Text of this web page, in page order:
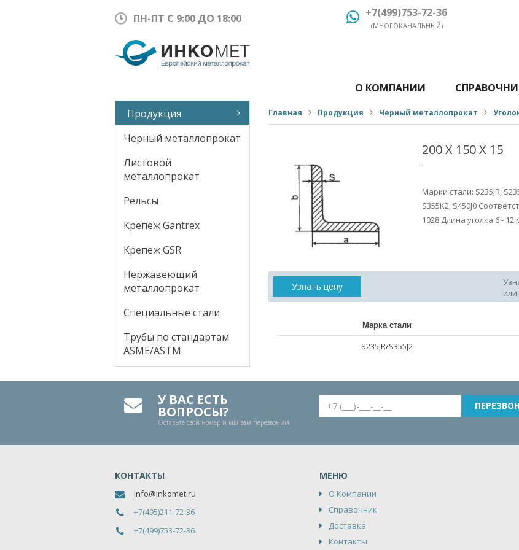
ПН-ПТ С 9:00 ДО 18:00 +7(499)753-72-36
(МНОГОКАНАЛЬНЫЙ)
Продукция
Черный металлопрокат
Листовой
металлопрокат
Рельсы
Крепеж Gantrex
Крепеж GSR
Нержавеющий
металлопрокат
Специальные стали
Трубы по стандартам
ASME/ASTM
О КОМПАНИИ
Главная Продукция Черный металлопрокат
200 Х 150 Х 15
Марки стали: S235JR,
S355K2, S450J0
1028 Длина уголка 6 - 12
Узнать цену
Марка стали
S235JR/S355J2
У ВАС ЕСТЬ
ВОПРОСЫ?
Оставьте свой номер и мы вам перезвоним
КОНТАКТЫ
info@inkomet.ru
+7(495)211-72-36
+7(499)753-72-36
МЕНЮ
О Компании
Справочник
Доставка
Контакты